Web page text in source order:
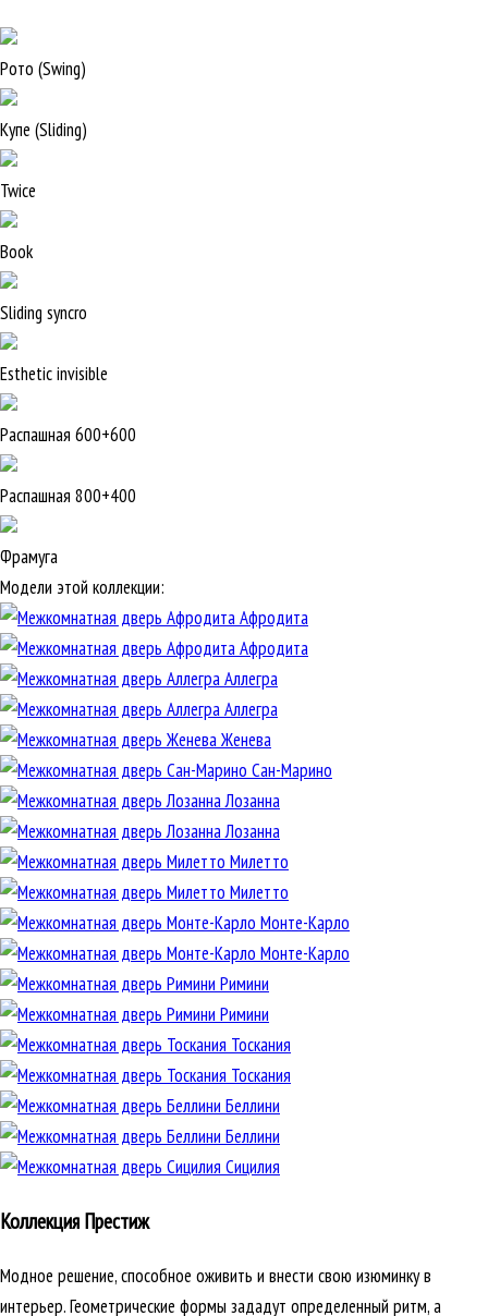
Рото (Swing)
Купе (Sliding)
Twice
Book
Sliding syncro
Esthetic invisible
Распашная 600+600
Распашная 800+400
Фрамуга
Модели этой коллекции:
Афродита
Афродита
Аллегра
Аллегра
Женева
Сан-Марино
Лозанна
Лозанна
Милетто
Милетто
Монте-Карло
Монте-Карло
Римини
Римини
Тоскания
Тоскания
Беллини
Беллини
Сицилия
Коллекция Престиж
Модное решение, способное оживить и внести свою изюминку в
интерьер. Геометрические формы зададут определенный ритм, а